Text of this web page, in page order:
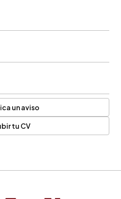
un aviso
tu CV